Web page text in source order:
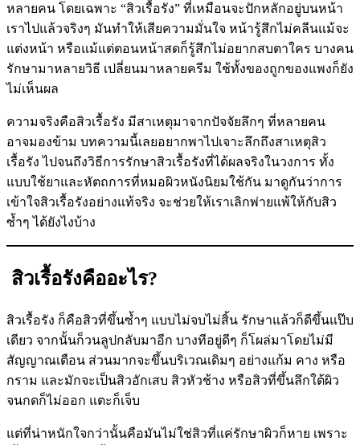
หลายคน โดยเฉพาะ “สิวเรื้อรัง” ที่เหมือนจะปักหลักอยู่บนหน้า
เราไปแล้วจริงๆ มันทำให้เสียความมั่นใจ หน้ารู้สึกไม่คลีนแม้จะ
แต่งหน้า หรือแม้แต่ตอนหน้าสดก็รู้สึกไม่อยากสบตาใคร บางคน
รักษามาหลายวิธี เปลี่ยนมาหลายครีม ใช้ทั้งของถูกของแพงก็ยัง
ไม่เห็นผล
ความจริงคือสิวเรื้อรัง มีสาเหตุมาจากปัจจัยลึกๆ ที่หลายคน
อาจมองข้าม บทความนี้เลยอยากพาไปเจาะลึกถึงสาเหตุสิว
เรื้อรัง ไปจนถึงวิธีการรักษาสิวเรื้อรังที่ได้ผลจริงในวงการ ทั้ง
แบบใช้ยาและหัตถการที่หมอผิวหนังนิยมใช้กัน มาดูกันว่าการ
เข้าใจสิวเรื้อรังอย่างแท้จริง จะช่วยให้เราเลิกพ่ายแพ้ให้กับสิว
ซ้ำๆ ได้ยังไงบ้าง
สิวเรื้อรังคืออะไร?
สิวเรื้อรัง ก็คือสิวที่ขึ้นซ้ำๆ แบบไม่จบไม่สิ้น รักษาแล้วก็ดีขึ้นแป๊บ
เดียว จากนั้นก็วนลูปกลับมาอีก บางทีอยู่ดีๆ ก็โผล่มาโดยไม่มี
สัญญาณเตือน ส่วนมากจะขึ้นบริเวณเดิมๆ อย่างแก้ม คาง หรือ
กราม และมักจะเป็นสิวอักเสบ สิวหัวช้าง หรือสิวที่ขึ้นลึกใต้ผิว
จนกดก็ไม่ออก แตะก็เจ็บ
แต่ที่น่าหนักใจกว่านั้นคือมันไม่ใช่สิวที่แค่รักษาผิวก็หาย เพราะ